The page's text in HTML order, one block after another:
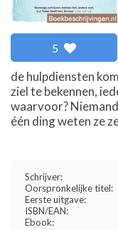
5
de hulpdiensten
ziel te bekennen,
waarvoor?
één ding weten ze
Schrijver:
Oorspronkelijke titel:
Eerste uitgave:
ISBN/EAN:
Ebook: